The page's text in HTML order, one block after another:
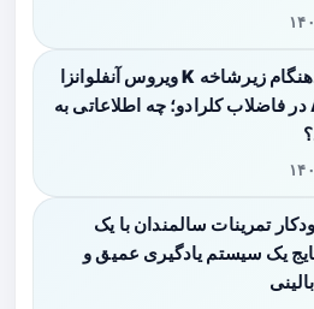
۱۶
کشف زودهنگام زیرشاخه K ویروس آنفلوانزا
A(H۳N۲) در فاضلاب کلرادو؛ چه اطلاعاتی به
۱۶
تمرینات سالمندان با یک
یک سیستم یادگیری عمیق و